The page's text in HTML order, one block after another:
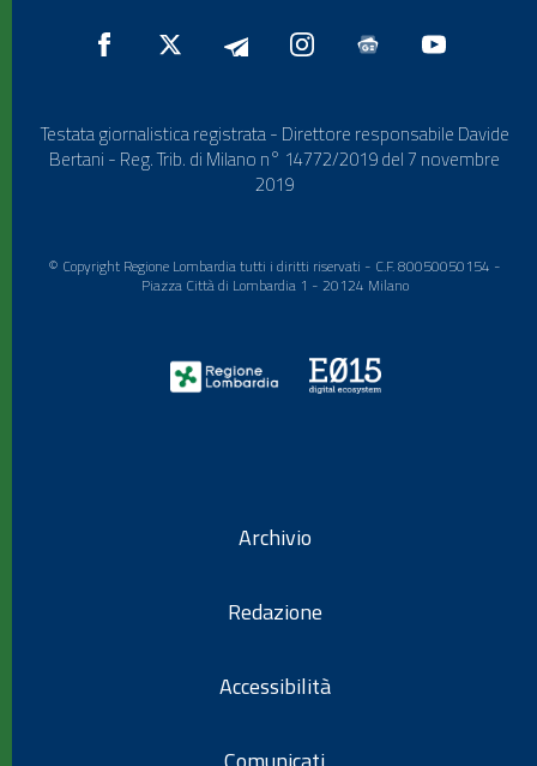
Testata giornalistica registrata - Direttore responsabile Davide
Bertani - Reg. Trib. di Milano n° 14772/2019 del 7 novembre
2019
© Copyright Regione Lombardia tutti i diritti riservati - C.F. 80050050154 -
Piazza Città di Lombardia 1 - 20124 Milano
Archivio
Redazione
Accessibilità